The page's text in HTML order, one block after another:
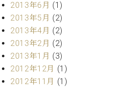
2013年6月 (1)
2013年5月 (2)
2013年4月 (2)
2013年2月 (2)
2013年1月 (3)
2012年12月 (1)
2012年11月 (1)